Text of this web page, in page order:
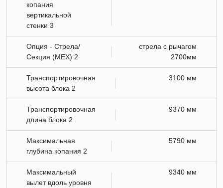
копания
вертикальной
стенки 3
Опция - Стрела/
Секция (МЕХ) 2
стрела с рычагом
2700мм
Транспортировочная
высота блока 2
3100 мм
Транспортировочная
длина блока 2
9370 мм
Максимальная
глубина копания 2
5790 мм
Максимальный
вылет вдоль уровня
9340 мм